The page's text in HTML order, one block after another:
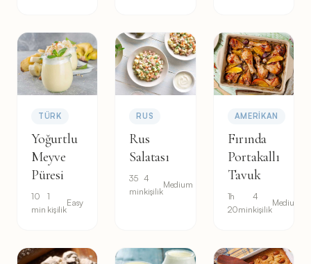
TÜRK
Yoğurtlu
Meyve
Püresi
10
min
1
kişilik
Easy
RUS
Rus
Salatası
35
min
4
kişilik
Medium
AMERIKAN
Fırında
Portakallı
Tavuk
1h
20min
4
kişilik
Medium